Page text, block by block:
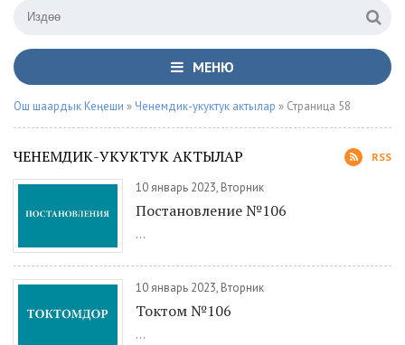
МЕНЮ
Ош шаардык Кеңеши » Ченемдик-укуктук актылар » Страница 58
ЧЕНЕМДИК-УКУКТУК АКТЫЛАР RSS
10 январь 2023, Вторник
Постановление №106
...
10 январь 2023, Вторник
Токтом №106
...